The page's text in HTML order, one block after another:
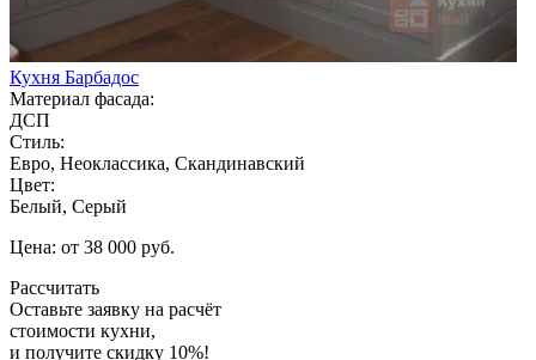
Кухня Барбадос
Материал фасада:
ДСП
Стиль:
Евро, Неоклассика, Скандинавский
Цвет:
Белый, Серый
Цена: от 38 000 руб.
Рассчитать
Оставьте заявку на расчёт
стоимости кухни,
и получите скидку 10%!